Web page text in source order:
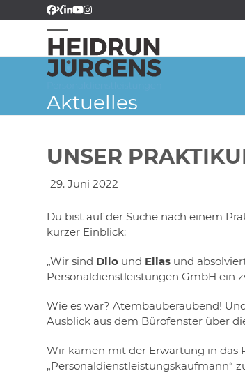
to
Facebook
Xing
LinkedIn
YouTube
Instagram
Kununu
Open
mobile
menu
Close
mobile
menu
Aktuelles
UNSER
29. Juni 2022
Du bist auf der Suche nach einem
kurzer Einblick:
„Wir sind Dilo und Elias und
Personaldienstleistungen GmbH ein
Wie es war? Atembauberaubend!
Ausblick aus dem Bürofenster über
Wir kamen mit der Erwartung in das
„Personaldienstleistungskaufmann“